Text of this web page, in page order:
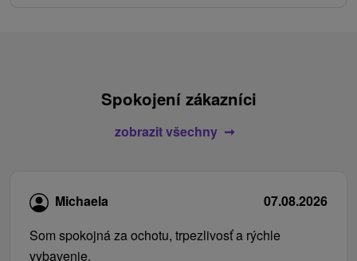
Spokojení zákazníci
zobrazit všechny
Michaela
07.08.2026
Som spokojná za ochotu, trpezlivosť a rýchle
vybavenie.